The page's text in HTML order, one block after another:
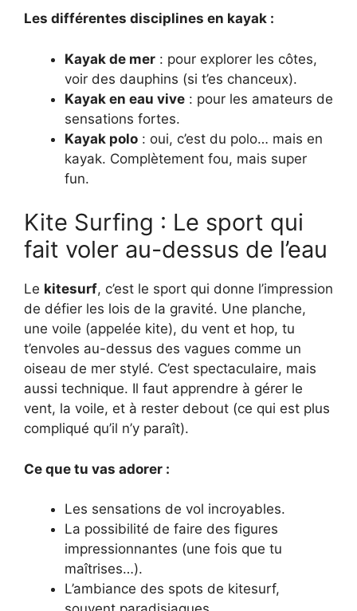
Les différentes disciplines en kayak :
Kayak de mer : pour explorer les côtes,
voir des dauphins (si t’es chanceux).
Kayak en eau vive : pour les amateurs de
sensations fortes.
Kayak polo : oui, c’est du polo… mais en
kayak. Complètement fou, mais super
fun.
Kite Surfing : Le sport qui
fait voler au-dessus de l’eau
Le kitesurf, c’est le sport qui donne l’impression
de défier les lois de la gravité. Une planche,
une voile (appelée kite), du vent et hop, tu
t’envoles au-dessus des vagues comme un
oiseau de mer stylé. C’est spectaculaire, mais
aussi technique. Il faut apprendre à gérer le
vent, la voile, et à rester debout (ce qui est plus
compliqué qu’il n’y paraît).
Ce que tu vas adorer :
Les sensations de vol incroyables.
La possibilité de faire des figures
impressionnantes (une fois que tu
maîtrises…).
L’ambiance des spots de kitesurf,